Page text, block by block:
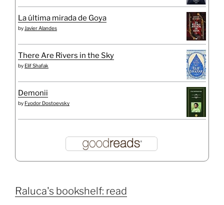
La última mirada de Goya
by Javier Alandes
There Are Rivers in the Sky
by Elif Shafak
Demonii
by Fyodor Dostoevsky
Raluca's bookshelf: read